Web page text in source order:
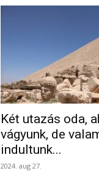
Két utazás oda,
vágyunk, de
indultunk...
2024. aug 27.